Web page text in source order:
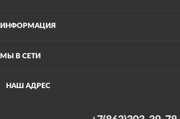
ИНФОРМАЦИЯ
МЫ В СЕТИ
НАШ АДРЕС